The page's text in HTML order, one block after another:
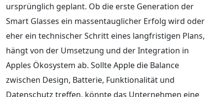
ursprünglich geplant. Ob die erste Generation der
Smart Glasses ein massentauglicher Erfolg wird oder
eher ein technischer Schritt eines langfristigen Plans,
hängt von der Umsetzung und der Integration in
Apples Ökosystem ab. Sollte Apple die Balance
zwischen Design, Batterie, Funktionalität und
Datenschutz treffen, könnte das Unternehmen eine